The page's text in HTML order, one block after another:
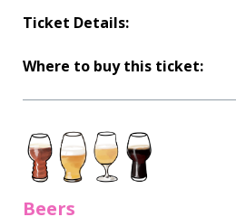
Ticket Details:
Where to buy this ticket:
Beers